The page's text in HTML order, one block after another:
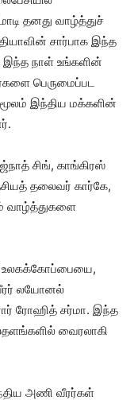
தனது வாழ்த்துச்
சார்பாக இந்த
இந்த நாள் உங்களின்
பெருமைப்பட
இந்திய மக்களின்
சிங், காங்கிரஸ்
தலைவர் கார்கே,
வாழ்த்துகளை
உலகக்கோப்பையை,
லயோனல்
ரோஹித் சர்மா. இந்த
வைரலாகி
அணி வீரர்கள்